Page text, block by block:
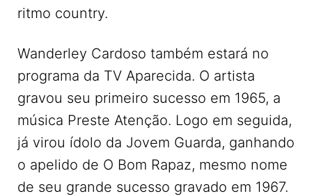
ritmo country.
Wanderley Cardoso também estará no
programa da TV Aparecida. O artista
gravou seu primeiro sucesso em 1965, a
música Preste Atenção. Logo em seguida,
já virou ídolo da Jovem Guarda, ganhando
o apelido de O Bom Rapaz, mesmo nome
de seu grande sucesso gravado em 1967.